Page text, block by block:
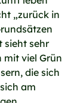
„zurück in
sieht sehr
mit viel Grün
die sich
am